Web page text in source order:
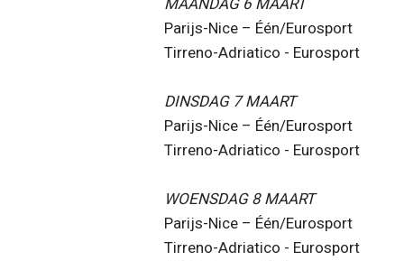
Parijs-Nice – Één/Eurosport
Tirreno-Adriatico - Eurosport
DINSDAG 7 MAART
Parijs-Nice – Één/Eurosport
Tirreno-Adriatico - Eurosport
WOENSDAG 8 MAART
Parijs-Nice – Één/Eurosport
Tirreno-Adriatico - Eurosport